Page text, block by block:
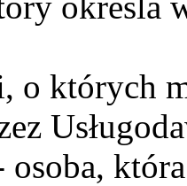
o których
osoba,